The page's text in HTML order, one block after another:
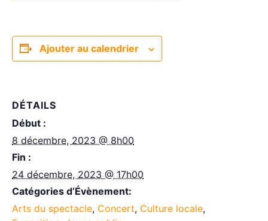
Ajouter au calendrier
DÉTAILS
Début :
8 décembre, 2023 @ 8h00
Fin :
24 décembre, 2023 @ 17h00
Catégories d’Évènement:
Arts du spectacle, Concert, Culture locale,